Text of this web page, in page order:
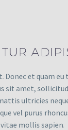
et quam
sit amet,
ultricies
vel purus
mollis sapien.